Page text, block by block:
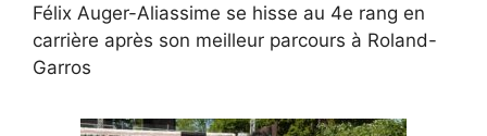
Félix Auger-Aliassime se hisse au 4e rang en
carrière après son meilleur parcours à Roland-
Garros